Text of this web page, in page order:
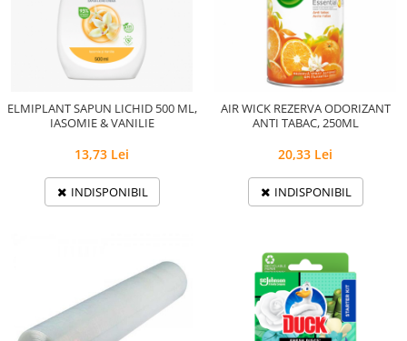
ELMIPLANT SAPUN LICHID 500 ML,
IASOMIE & VANILIE
13,73 Lei
INDISPONIBIL
AIR WICK REZERVA ODORIZANT
ANTI TABAC, 250ML
20,33 Lei
INDISPONIBIL